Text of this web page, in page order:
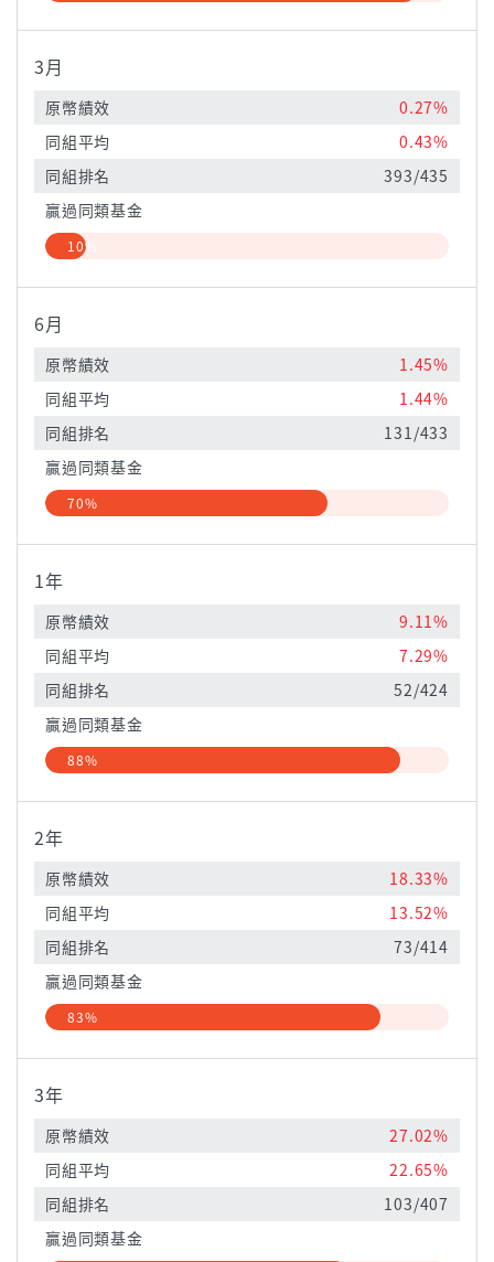
3月
原幣績效
0.27%
同組平均
0.43%
同組排名
393/435
贏過同類基金
10%
6月
原幣績效
1.45%
同組平均
1.44%
同組排名
131/433
贏過同類基金
70%
1年
原幣績效
9.11%
同組平均
7.29%
同組排名
52/424
贏過同類基金
88%
2年
原幣績效
18.33%
同組平均
13.52%
同組排名
73/414
贏過同類基金
83%
3年
原幣績效
27.02%
同組平均
22.65%
同組排名
103/407
贏過同類基金